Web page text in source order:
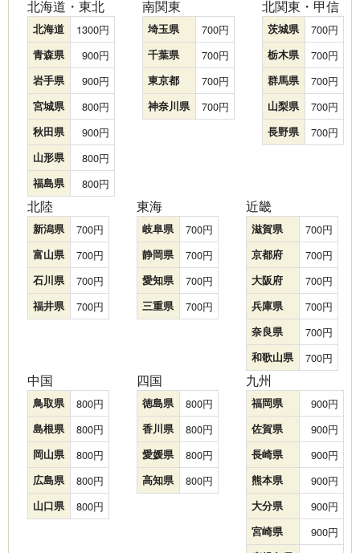
北海道・東北
北海道 1300
青森県 900
岩手県 900
宮城県 800
秋田県 900
山形県 800
福島県 800
南関東
埼玉県 700
千葉県 700
東京都 700
神奈川県 700
北関東・甲信
茨城県 700
栃木県 700
群馬県 700
山梨県 700
長野県 700
北陸
新潟県 700
富山県 700
石川県 700
福井県 700
東海
岐阜県 700
静岡県 700
愛知県 700
三重県 700
近畿
滋賀県 700
京都府 700
大阪府 700
兵庫県 700
奈良県 700
和歌山県 700
中国
鳥取県 800
島根県 800
岡山県 800
広島県 800
山口県 800
四国
徳島県 800
香川県 800
愛媛県 800
高知県 800
九州
福岡県 900
佐賀県 900
長崎県 900
熊本県 900
大分県 900
宮崎県 900